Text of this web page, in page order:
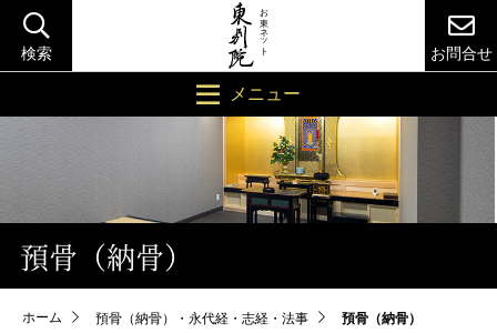
検索 お問合せ
メニュー
預骨（納骨）
ホーム 預骨（納骨）・永代経・志経・法事 預骨（納骨）